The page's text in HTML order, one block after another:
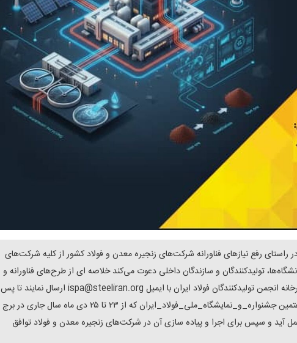
راستای رفع نیازهای فناورانه شرکت‌های زنجیره معدن و فولاد کشور از کلیه شرکت‌های
تولیدکنندگان و سازندگان داخلی دعوت می‌کند خلاصه ای از طرح‌های فناورانه و
نوآورانه خود در ارتباط با موضوعات زیر را به دبیرخانه انجمن تولیدکنندگان فولاد ایران با ایمیل ispa@steeliran.org ارسال نمایند تا پس
از ارزیابی هیئت داوران، از طرح های برتر در هفتمین جشنواره_و_نمایشگاه_ملی_فولاد_ایران که از ۲۳ تا ۲۵ دی ماه سال جاری در برج
آید و سپس برای اجرا و پیاده سازی آن در شرکت‌های زنجیره معدن و فولاد توافق